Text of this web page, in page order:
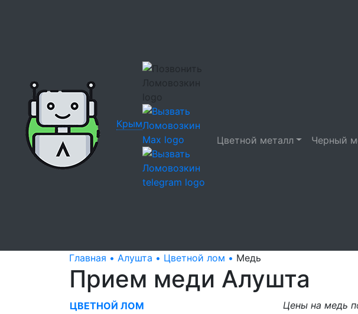
Крым
Цветной металл Черный
Главная • Алушта • Цветной лом • Медь
Прием меди Алушта
ЦВЕТНОЙ ЛОМ
Цены на медь